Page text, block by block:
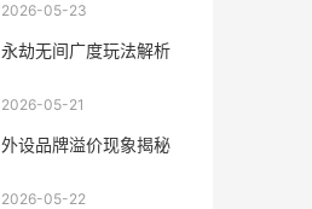
2026-05-23
永劫无间广度玩法解析
2026-05-21
外设品牌溢价现象揭秘
2026-05-22